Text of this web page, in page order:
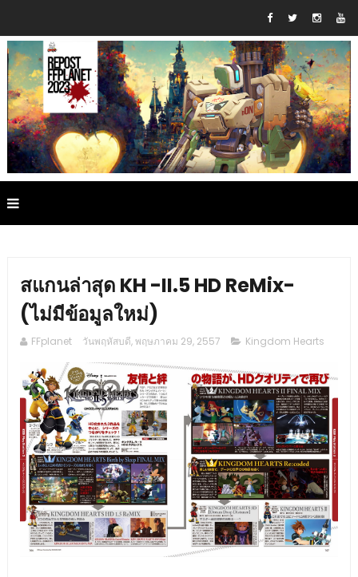
สแกนล่าสุด KH -II.5 HD ReMix-
(ไม่มีข้อมูลใหม่)
FFplanet วันพฤหัสบดี, พฤษภาคม 29, 2557 Kingdom Hearts